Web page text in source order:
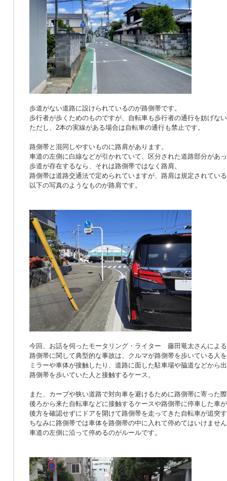
歩道がない道路に設けられているのが路側帯です。
歩行者が歩くためのものですが、自転車も歩行者の通行を妨げな
ただし、2本の実線がある場合は自転車の通行も禁止です。
路側帯と混同しやすいものに路肩があります。
車道の左側に白線などが引かれていて、区分された道路部分があ
歩道が存在するなら、それは路側帯ではなく路肩。
路側帯は道路交通法で定められていますが、路肩は規定されてい
以下の写真のようなものが路肩です。
今回、お話を伺ったモータリング・ライター 藤田竜太さんによ
路側帯に関して典型的な事故は、クルマが路側帯を歩いている人
ミラーや車体が接触したり、道路に面した駐車場や脇道などから
路側帯を歩いていた人と接触するケース。
また、カーブや狭い道路で対向車を避けるために路側帯に寄った
後ろから来た自転車などに接触するケースや路側帯に停車した車
後方を確認せずにドアを開けて路側帯を走ってきた自転車が追突
ちなみに路側帯では車体を路側帯の中に入れて停めてはいけませ
車道の左側に沿って停めるのがルールです。